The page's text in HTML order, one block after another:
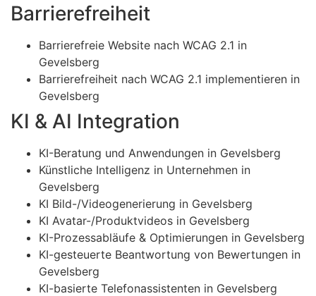
Barrierefreiheit
Barrierefreie Website nach WCAG 2.1 in
Gevelsberg
Barrierefreiheit nach WCAG 2.1 implementieren in
Gevelsberg
KI & AI Integration
KI-Beratung und Anwendungen in Gevelsberg
Künstliche Intelligenz in Unternehmen in
Gevelsberg
KI Bild-/Videogenerierung in Gevelsberg
KI Avatar-/Produktvideos in Gevelsberg
KI-Prozessabläufe & Optimierungen in Gevelsberg
KI-gesteuerte Beantwortung von Bewertungen in
Gevelsberg
KI-basierte Telefonassistenten in Gevelsberg